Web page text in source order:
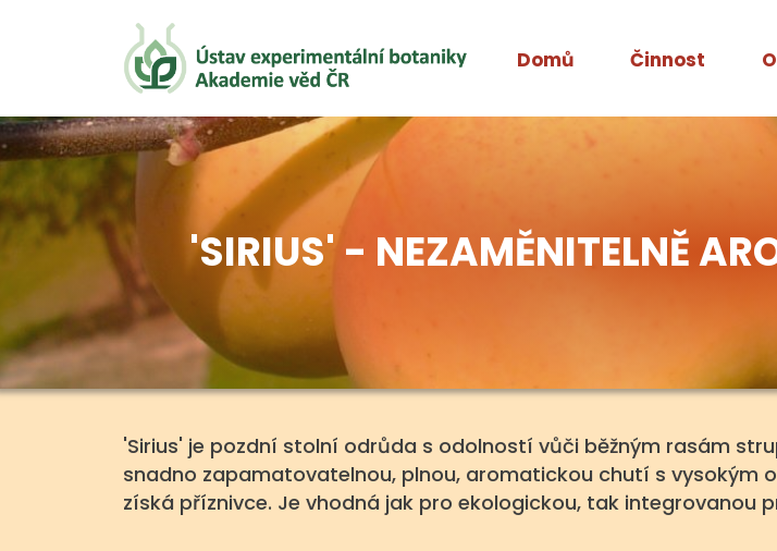
Domů Činnost
'SIRIUS' - NEZAMĚNITELNĚ
'Sirius' je pozdní stolní odrůda s odolností vůči běžným rasám
snadno zapamatovatelnou, plnou, aromatickou chutí s vysokým
získá příznivce. Je vhodná jak pro ekologickou, tak integrovanou